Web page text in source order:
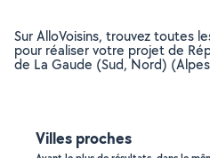
Sur AlloVoisins, trouvez toutes
pour réaliser votre projet de
de La Gaude (Sud, Nord)
Villes proches